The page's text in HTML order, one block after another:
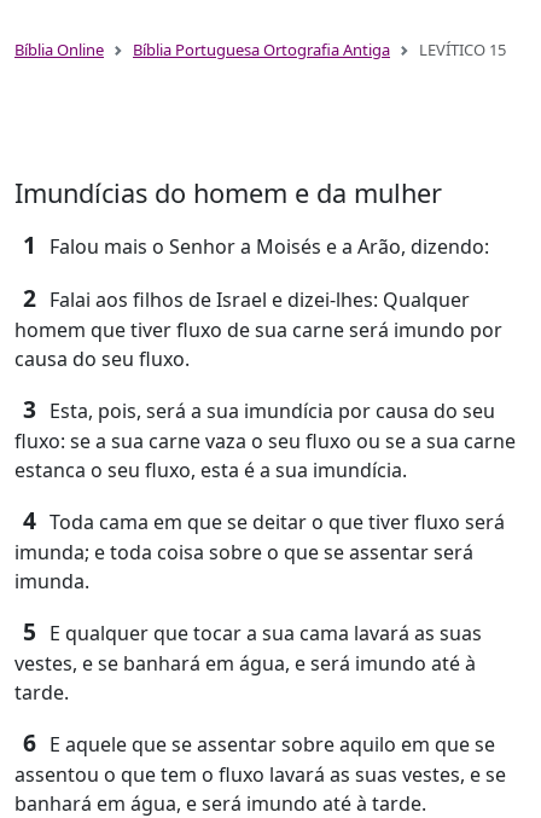
Bíblia Online Bíblia Portuguesa Ortografia Antiga LEVÍTICO 15
Imundícias do homem e da mulher
1 Falou mais o Senhor a Moisés e a Arão, dizendo:
2 Falai aos filhos de Israel e dizei-lhes: Qualquer
homem que tiver fluxo de sua carne será imundo por
causa do seu fluxo.
3 Esta, pois, será a sua imundícia por causa do seu
fluxo: se a sua carne vaza o seu fluxo ou se a sua carne
estanca o seu fluxo, esta é a sua imundícia.
4 Toda cama em que se deitar o que tiver fluxo será
imunda; e toda coisa sobre o que se assentar será
imunda.
5 E qualquer que tocar a sua cama lavará as suas
vestes, e se banhará em água, e será imundo até à
tarde.
6 E aquele que se assentar sobre aquilo em que se
assentou o que tem o fluxo lavará as suas vestes, e se
banhará em água, e será imundo até à tarde.